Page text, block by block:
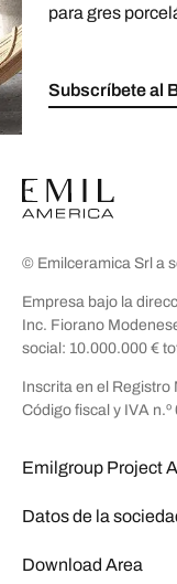
para gres
Subscríbete al
© Emilceramica Srl a
Empresa bajo la
Inc. Fiorano
social: 10.000.000 €
Inscrita en el Registro
Código fiscal y IVA
Emilgroup Project
Datos de la
Download Area